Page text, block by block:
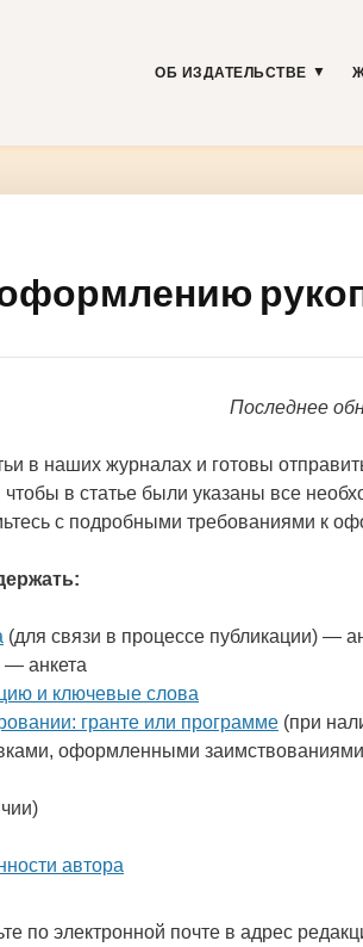
ОБ ИЗДАТЕЛЬСТВЕ
Последнее
в наших журналах и готовы
в статье были указаны все
с подробными требованиями к
(для связи в процессе публикации) —
— анкета
и ключевые слова
гранте или программе (при
оформленными
автора
по электронной почте в адрес